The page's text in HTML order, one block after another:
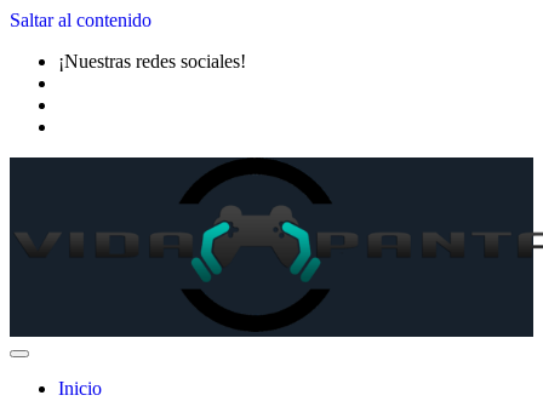
Saltar al contenido
¡Nuestras redes sociales!
Inicio